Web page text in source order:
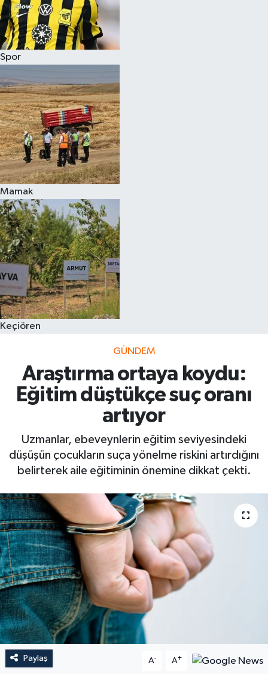
Spor
Mamak
Keçiören
GÜNDEM
Araştırma ortaya koydu:
Eğitim düştükçe suç oranı
artıyor
Uzmanlar, ebeveynlerin eğitim seviyesindeki
düşüşün çocukların suça yönelme riskini artırdığını
belirterek aile eğitiminin önemine dikkat çekti.
Paylaş A- A+